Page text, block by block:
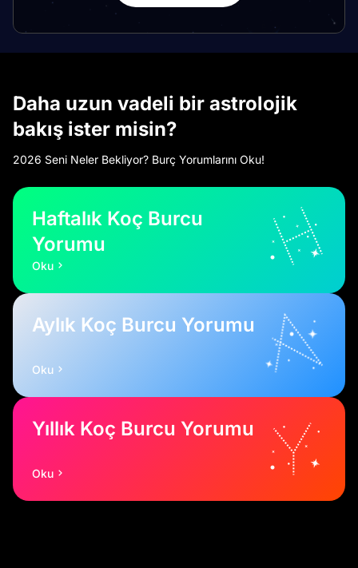
Daha uzun vadeli bir astrolojik
bakış ister misin?
2026 Seni Neler Bekliyor? Burç Yorumlarını Oku!
Haftalık Koç Burcu
Yorumu
Oku
Aylık Koç Burcu Yorumu
Oku
Yıllık Koç Burcu Yorumu
Oku